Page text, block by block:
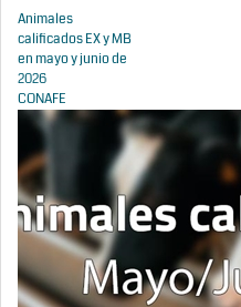
Animales
calificados EX y MB
en mayo y junio de
2026
CONAFE